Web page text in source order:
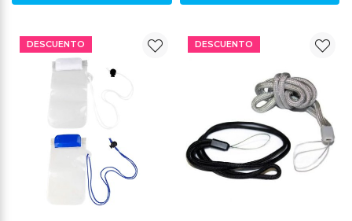
DESCUENTO DESCUENTO